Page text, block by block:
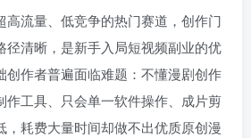
高流量、低竞争的热门赛道，创作门
径清晰，是新手入局短视频副业的优
创作者普遍面临难题：不懂漫剧创作
作工具、只会单一软件操作、成片剪
，耗费大量时间却做不出优质原创漫